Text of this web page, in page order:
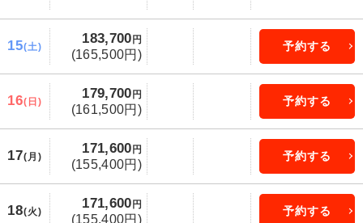
15(土)
183,700円
(165,500円)
予約する
16(日)
179,700円
(161,500円)
予約する
17(月)
171,600円
(155,400円)
予約する
18(火)
171,600円
(155,400円)
予約する